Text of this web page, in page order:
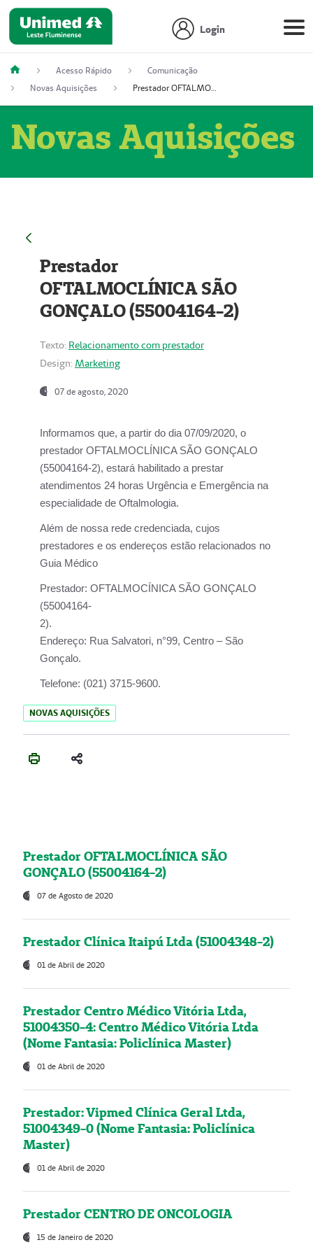
Login
Acesso Rápido
Comunicação
Novas Aquisições
Prestador OFTALMOCLÍNICA SÃO GONÇALO (55004164-2)
Novas Aquisições
Prestador
OFTALMOCLÍNICA SÃO
GONÇALO (55004164-2)
Texto: Relacionamento com prestador
Design: Marketing
07 de agosto, 2020
Informamos que, a partir do dia07/09/2020, o
prestador OFTALMOCLÍNICA SÃO GONÇALO
(55004164-2), estará habilitado a prestar
atendimentos 24 horas Urgência e Emergência na
especialidade de Oftalmologia.
Além de nossa rede credenciada, cujos
prestadores e os endereços estão relacionados no
Guia Médico
Prestador: OFTALMOCÍNICA SÃO GONÇALO
(55004164-
2).
Endereço: Rua Salvatori, n°99, Centro – São
Gonçalo.
Telefone: (021) 3715-9600.
NOVAS AQUISIÇÕES
Prestador OFTALMOCLÍNICA SÃO
GONÇALO (55004164-2)
07 de Agosto de 2020
Prestador Clínica Itaipú Ltda (51004348-2)
01 de Abril de 2020
Prestador Centro Médico Vitória Ltda,
51004350-4: Centro Médico Vitória Ltda
(Nome Fantasia: Policlínica Master)
01 de Abril de 2020
Prestador: Vipmed Clínica Geral Ltda,
51004349-0 (Nome Fantasia: Policlínica
Master)
01 de Abril de 2020
Prestador CENTRO DE ONCOLOGIA
15 de Janeiro de 2020